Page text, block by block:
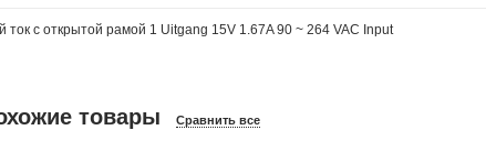
с открытой рамой 1 Uitgang 15V 1.67A 90 ~ 264 VAC Input
товары Сравнить все